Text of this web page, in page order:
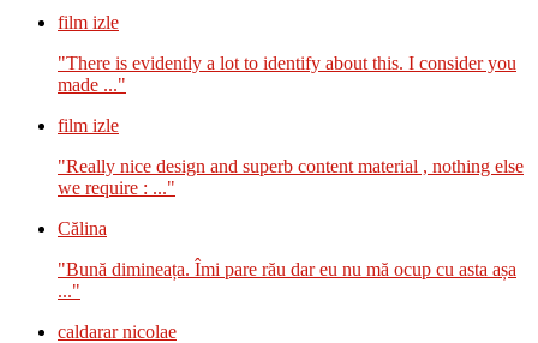
film izle
"There is evidently a lot to identify about this. I consider you
made ..."
film izle
"Really nice design and superb content material , nothing else
we require : ..."
Călina
"Bună dimineața. Îmi pare rău dar eu nu mă ocup cu asta așa
..."
caldarar nicolae